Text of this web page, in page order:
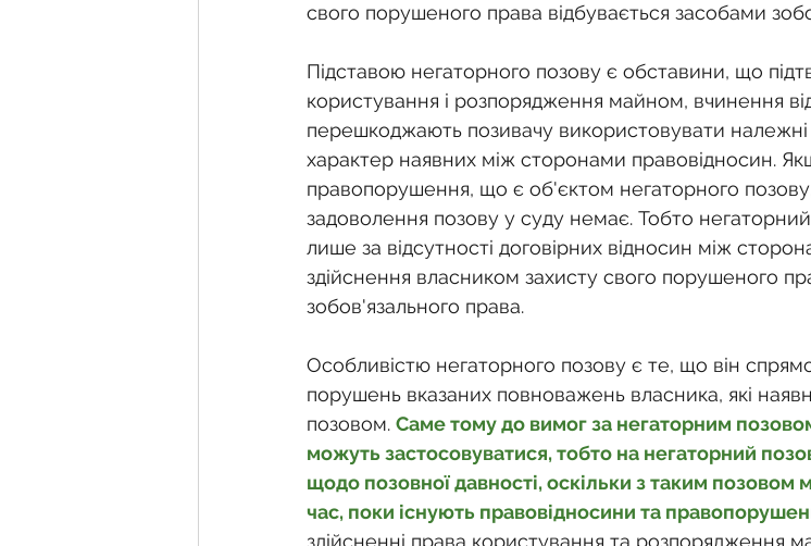
свого порушеного права відбувається засобами
Підставою негаторного позову є обставини, що
користування і розпорядження майном, вчинення
перешкоджають позивачу використовувати
характер наявних між сторонами правовідносин.
правопорушення, що є об'єктом негаторного
задоволення позову у суду немає. Тобто
лише за відсутності договірних відносин між
здійснення власником захисту свого порушеного
зобов'язального права.
Особливістю негаторного позову є те, що він
порушень вказаних повноважень власника, які
позовом. Саме тому до вимог за негаторним
можуть застосовуватися, тобто на негаторний
щодо позовної давності, оскільки з таким
час, поки існують правовідносини та
здійсненні права користування та розпорядження